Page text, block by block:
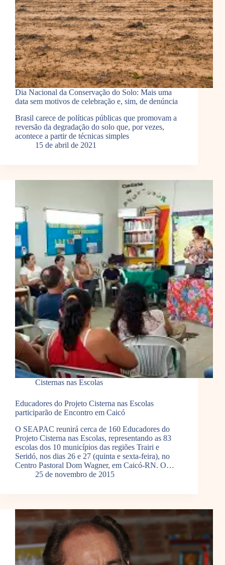
Dia Nacional da Conservação do Solo: Mais uma
data sem motivos de celebração e, sim, de denúncia
Brasil carece de políticas públicas que promovam a
reversão da degradação do solo que, por vezes,
acontece a partir de técnicas simples
15 de abril de 2021
Cisternas nas Escolas
Educadores do Projeto Cisterna nas Escolas
participarão de Encontro em Caicó
O SEAPAC reunirá cerca de 160 Educadores do
Projeto Cisterna nas Escolas, representando as 83
escolas dos 10 municípios das regiões Trairi e
Seridó, nos dias 26 e 27 (quinta e sexta-feira), no
Centro Pastoral Dom Wagner, em Caicó-RN. O…
25 de novembro de 2015